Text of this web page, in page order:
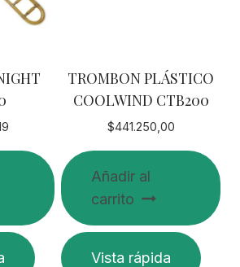
TROMBON PLÁSTICO
COOLWIND CTB200
$441.250,00
Añadir al
carrito
Vista rápida